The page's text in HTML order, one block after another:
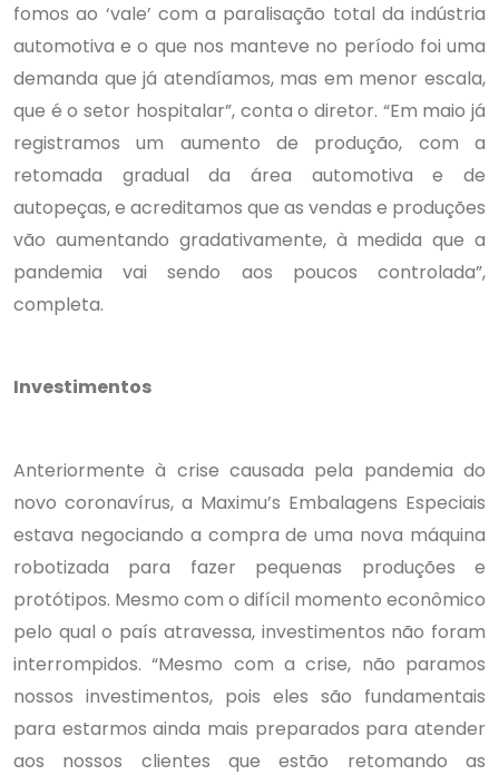
fomos ao ‘vale’ com a paralisação total da indústria
automotiva e o que nos manteve no período foi uma
demanda que já atendíamos, mas em menor escala,
que é o setor hospitalar”, conta o diretor. “Em maio já
registramos um aumento de produção, com a
retomada gradual da área automotiva e de
autopeças, e acreditamos que as vendas e produções
vão aumentando gradativamente, à medida que a
pandemia vai sendo aos poucos controlada”,
completa.
Investimentos
Anteriormente à crise causada pela pandemia do
novo coronavírus, a Maximu’s Embalagens Especiais
estava negociando a compra de uma nova máquina
robotizada para fazer pequenas produções e
protótipos. Mesmo com o difícil momento econômico
pelo qual o país atravessa, investimentos não foram
interrompidos. “Mesmo com a crise, não paramos
nossos investimentos, pois eles são fundamentais
para estarmos ainda mais preparados para atender
aos nossos clientes que estão retomando as